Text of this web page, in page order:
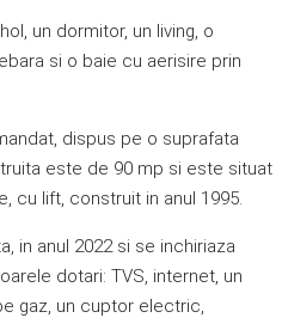
un dormitor, un living, o
si o baie cu aerisire prin
dispus pe o suprafata
este de 90 mp si este situat
cu lift, construit in anul 1995.
in anul 2022 si se inchiriaza
dotari: TVS, internet, un
gaz, un cuptor electric,